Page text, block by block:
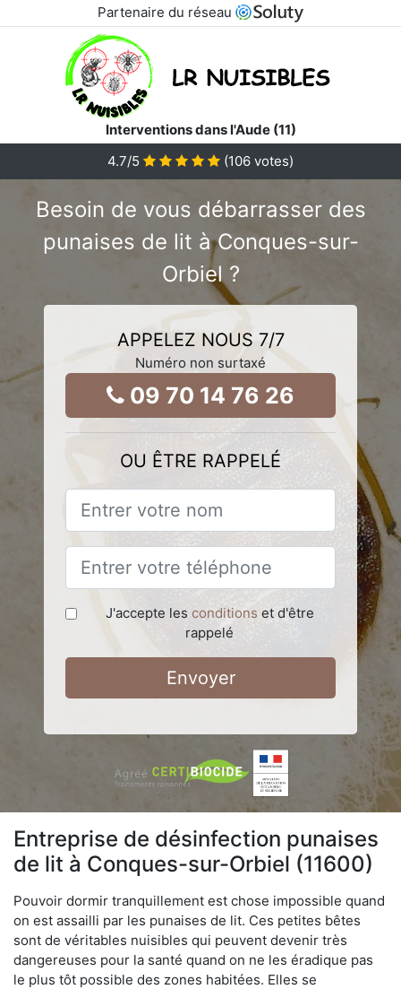
Partenaire du réseau
Interventions dans l'Aude (11)
4.7/5 (106 votes)
Besoin de vous débarrasser des
punaises de lit à Conques-sur-
Orbiel ?
APPELEZ NOUS 7/7
Numéro non surtaxé
09 70 14 76 26
OU ÊTRE RAPPELÉ
J'accepte les conditions et d'être
rappelé
Envoyer
Entreprise de désinfection punaises
de lit à Conques-sur-Orbiel (11600)
Pouvoir dormir tranquillement est chose impossible quand
on est assailli par les punaises de lit. Ces petites bêtes
sont de véritables nuisibles qui peuvent devenir très
dangereuses pour la santé quand on ne les éradique pas
le plus tôt possible des zones habitées. Elles se